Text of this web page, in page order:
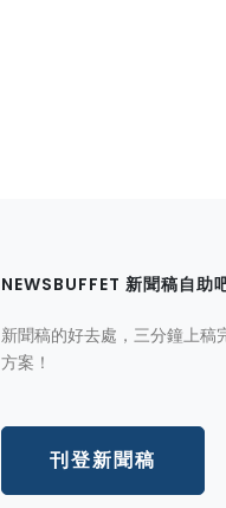
NEWSBUFFET 新聞稿自助
新聞稿的好去處，三分鐘上稿
方案！
刊登新聞稿